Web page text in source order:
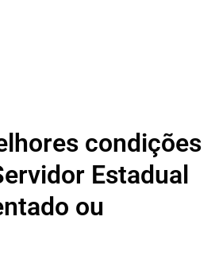
condições
Estadual
ou